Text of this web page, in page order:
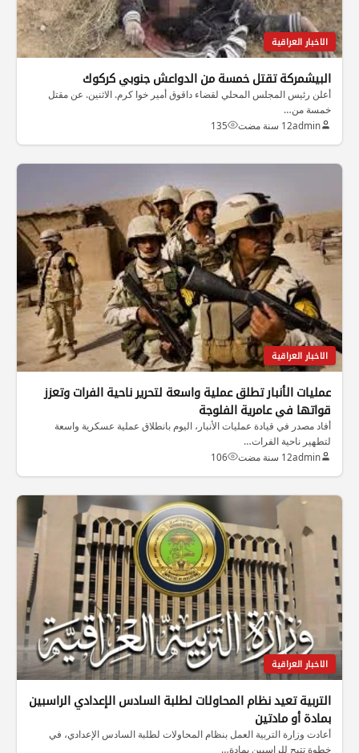
الاخبار العراقية
البيشمركة تقتل خمسة من الدواعش جنوبي كركوك
أعلن رئيس المجلس المحلي لقضاء داقوق أمير خوا كرم. الاثنين. عن مقتل
خمسة من…
admin12 سنة مضت 135
الاخبار العراقية
عمليات الأنبار تطلق عملية واسعة لتحرير ناحية الفرات وتعزز
قواتها في عامرية الفلوجة
أفاد مصدر في قيادة عمليات الأنبار، اليوم بانطلاق عملية عسكرية واسعة
لتطهير ناحية الفرات…
admin12 سنة مضت 106
الاخبار العراقية
التربية تعيد نظام المحاولات لطلبة السادس الإعدادي الراسبين
بمادة أو مادتين
أعادت وزارة التربية العمل بنظام المحاولات لطلبة السادس الإعدادي، في
خطوة تتيح للراسبين بمادة…